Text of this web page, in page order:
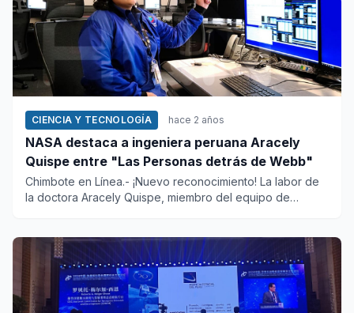
CIENCIA Y TECNOLOGÍA hace 2 años
NASA destaca a ingeniera peruana Aracely
Quispe entre "Las Personas detrás de Webb"
Chimbote en Línea.- ¡Nuevo reconocimiento! La labor de
la doctora Aracely Quispe, miembro del equipo de